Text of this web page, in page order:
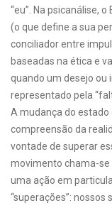
“eu”. Na psicanálise,
(o que define a sua
conciliador entre
baseadas na ética e
quando um desejo ou
representado pela
A mudança do
compreensão da
vontade de superar
movimento chama-se
uma ação em
“superações”: